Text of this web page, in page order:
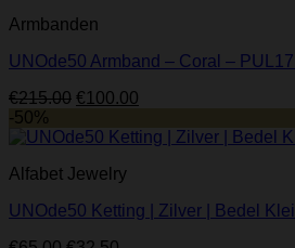
Armbanden
UNOde50 Armband – Coral –
€215.00 Oorspronkelijke
was:
€100.00
is:
-50%
Alfabet Jewelry
UNOde50 Ketting | Zilver | Bedel